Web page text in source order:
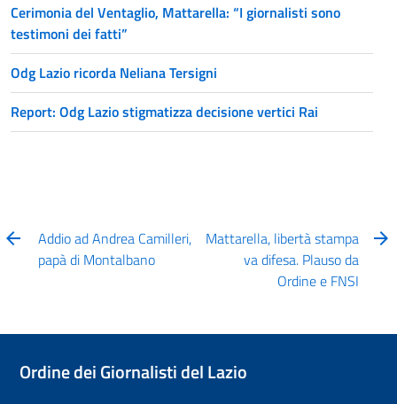
Cerimonia del Ventaglio, Mattarella: “I giornalisti sono
testimoni dei fatti”
Odg Lazio ricorda Neliana Tersigni
Report: Odg Lazio stigmatizza decisione vertici Rai
Addio ad Andrea Camilleri,
papà di Montalbano
Mattarella, libertà stampa
va difesa. Plauso da
Ordine e FNSI
Ordine dei Giornalisti del Lazio